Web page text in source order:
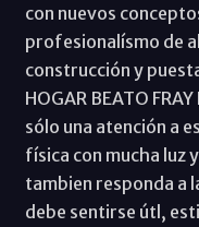
con nuevos
profesionalísmo de
construcción y
HOGAR BEATO
sólo una atención a
física con mucha luz
tambien responda a
debe sentirse útl,